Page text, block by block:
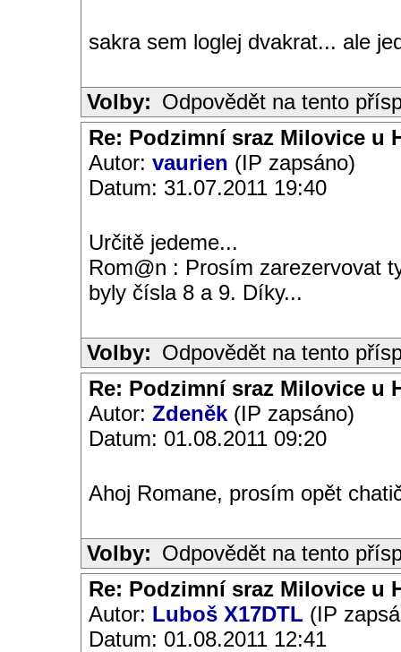
sakra sem loglej dvakrat... ale
Volby: Odpovědět na tento
Re: Podzimní sraz Milovice u
Autor: vaurien (IP zapsáno)
Datum: 31.07.2011 19:40
Určitě jedeme...
Rom@n : Prosím zarezervovat
byly čísla 8 a 9. Díky...
Volby: Odpovědět na tento
Re: Podzimní sraz Milovice u
Autor: Zdeněk (IP zapsáno)
Datum: 01.08.2011 09:20
Ahoj Romane, prosím opět
Volby: Odpovědět na tento
Re: Podzimní sraz Milovice u
Autor: Luboš X17DTL (IP
Datum: 01.08.2011 12:41